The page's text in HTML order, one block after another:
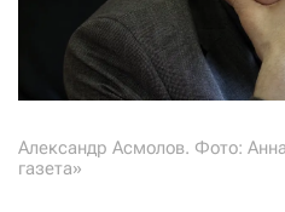
Александр Асмолов. Фото:
газета»